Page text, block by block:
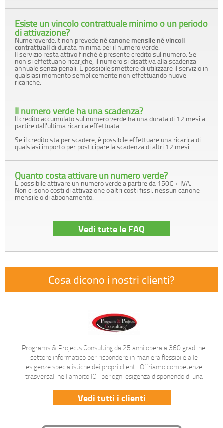
Esiste un vincolo contrattuale minimo o un periodo
di attivazione?
Numeroverde.it non prevede né canone mensile né vincoli
contrattualidi durata minima per il numero verde.
Il servizio resta attivo finché è presente credito sul numero. Se
non si effettuano ricariche, il numero si disattiva alla scadenza
annuale senza penali. È possibile smettere di utilizzare il servizio in
qualsiasi momento semplicemente non effettuando nuove
ricariche.
Il numero verde ha una scadenza?
Il credito accumulato sul numero verde ha una durata di 12 mesi a
partire dall'ultima ricarica effettuata.
Se il credito sta per scadere, è possibile effettuare una ricarica di
qualsiasi importo per posticipare la scadenza di altri 12 mesi.
Quanto costa attivare un numero verde?
È possibile attivare un numero verde a partire da 150€ + IVA.
Non ci sono costi di attivazione o altri costi fissi: nessun canone
mensile o di abbonamento.
Vedi tutte le FAQ
Cosa dicono i nostri clienti?
Programs & Projects Consulting da 25 anni opera a 360 gradi nel
settore informatico per rispondere in maniera flessibile alle
esigenze specialistiche dei propri clienti. Offriamo competenze
trasversali nell'ambito ICT per ogni esigenza disponendo di una
in campo tecnici in outsourcing sia in sede che da remoto o
realizzare progetti direttamente in-house. Il numero verde è il
Vedi tutti i clienti